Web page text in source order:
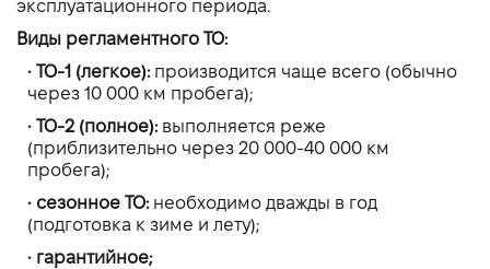
эксплуатационного периода.
Виды регламентного ТО:
• ТО-1 (легкое): производится чаще всего (обычно
через 10 000 км пробега);
• ТО-2 (полное): выполняется реже
(приблизительно через 20 000-40 000 км
пробега);
• сезонное ТО: необходимо дважды в год
(подготовка к зиме и лету);
• гарантийное;